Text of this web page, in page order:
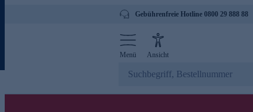
Gebührenfreie Hotline 0800 29 888 88
Menü Ansicht